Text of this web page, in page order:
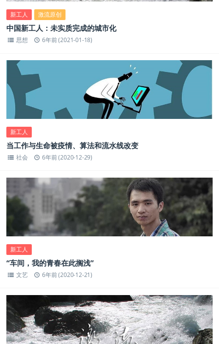
新工人 激流原创
中国新工人：未实质完成的城市化
思想 6年前 (2021-01-18)
新工人
当工作与生命被疫情、算法和流水线改变
社会 6年前 (2020-12-29)
新工人
“车间，我的青春在此搁浅”
文艺 6年前 (2020-12-21)